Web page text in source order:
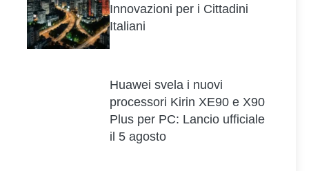
Innovazioni per i Cittadini
Italiani
Huawei svela i nuovi
processori Kirin XE90 e X90
Plus per PC: Lancio ufficiale
il 5 agosto